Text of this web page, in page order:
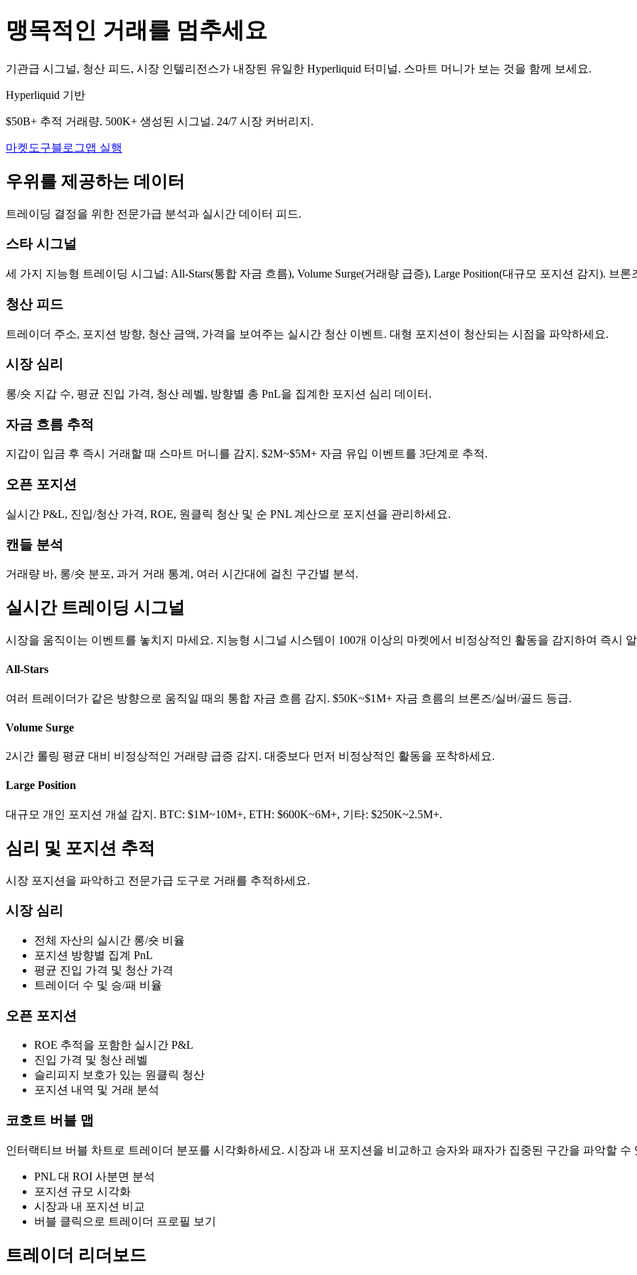
맹목적인 거래를 멈추세요
기관급 시그널, 청산 피드, 시장 인텔리전스가 내장된 유일한 Hyperliquid 터미널. 스마트 머니가 보는 것을 함께 보세요.
Hyperliquid 기반
$50B+ 추적 거래량. 500K+ 생성된 시그널. 24/7 시장 커버리지.
마켓 도구블로그앱 실행
우위를 제공하는 데이터
트레이딩 결정을 위한 전문가급 분석과 실시간 데이터 피드.
스타 시그널
세 가지 지능형 트레이딩 시그널: All-Stars(통합 자금 흐름), Volume Surge(거래량 급증), Large Position(대규모 포지션 감지). 브
청산 피드
트레이더 주소, 포지션 방향, 청산 금액, 가격을 보여주는 실시간 청산 이벤트. 대형 포지션이 청산되는 시점을 파악하세요.
시장 심리
롱/숏 지갑 수, 평균 진입 가격, 청산 레벨, 방향별 총 PnL을 집계한 포지션 심리 데이터.
자금 흐름 추적
지갑이 입금 후 즉시 거래할 때 스마트 머니를 감지. $2M~$5M+ 자금 유입 이벤트를 3단계로 추적.
오픈 포지션
실시간 P&L, 진입/청산 가격, ROE, 원클릭 청산 및 순 PNL 계산으로 포지션을 관리하세요.
캔들 분석
거래량 바, 롱/숏 분포, 과거 거래 통계, 여러 시간대에 걸친 구간별 분석.
실시간 트레이딩 시그널
시장을 움직이는 이벤트를 놓치지 마세요. 지능형 시그널 시스템이 100개 이상의 마켓에서 비정상적인 활동을 감지하여 즉시
All-Stars
여러 트레이더가 같은 방향으로 움직일 때의 통합 자금 흐름 감지. $50K~$1M+ 자금 흐름의 브론즈/실버/골드 등급.
Volume Surge
2시간 롤링 평균 대비 비정상적인 거래량 급증 감지. 대중보다 먼저 비정상적인 활동을 포착하세요.
Large Position
대규모 개인 포지션 개설 감지. BTC: $1M~10M+, ETH: $600K~6M+, 기타: $250K~2.5M+.
심리 및 포지션 추적
시장 포지션을 파악하고 전문가급 도구로 거래를 추적하세요.
시장 심리
전체 자산의 실시간 롱/숏 비율
포지션 방향별 집계 PnL
평균 진입 가격 및 청산 가격
트레이더 수 및 승/패 비율
오픈 포지션
ROE 추적을 포함한 실시간 P&L
진입 가격 및 청산 레벨
슬리피지 보호가 있는 원클릭 청산
포지션 내역 및 거래 분석
코호트 버블 맵
인터랙티브 버블 차트로 트레이더 분포를 시각화하세요. 시장과 내 포지션을 비교하고 승자와 패자가 집중된 구간을 파악할 수
PNL 대 ROI 사분면 분석
포지션 규모 시각화
시장과 내 포지션 비교
버블 클릭으로 트레이더 프로필 보기
트레이더 리더보드